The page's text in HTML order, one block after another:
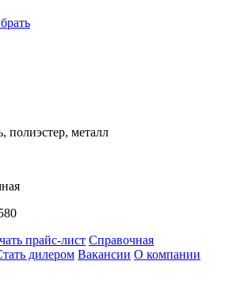
полиэстер, металл
прайс-лист Справочная
дилером Вакансии О компании